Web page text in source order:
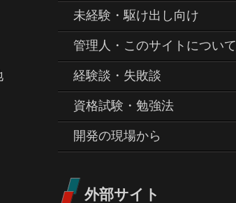
未経験・駆け出し向け
管理人・このサイトについて
経験談・失敗談
資格試験・勉強法
開発の現場から
外部サイト